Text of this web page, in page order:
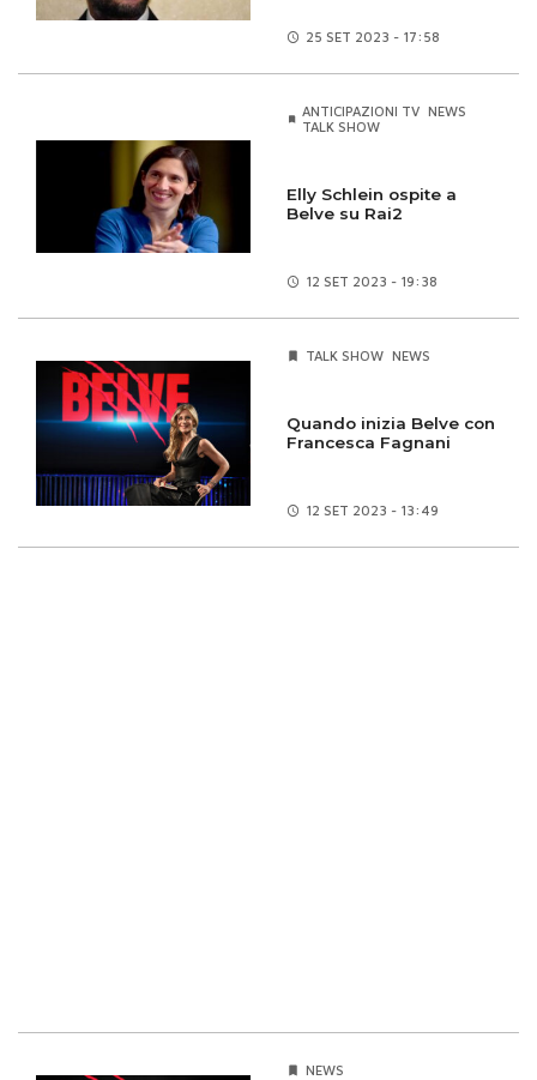
25 SET 2023 - 17:58
ANTICIPAZIONI TV NEWS
TALK SHOW
Elly Schlein ospite a
Belve su Rai2
12 SET 2023 - 19:38
TALK SHOW NEWS
Quando inizia Belve con
Francesca Fagnani
12 SET 2023 - 13:49
NEWS